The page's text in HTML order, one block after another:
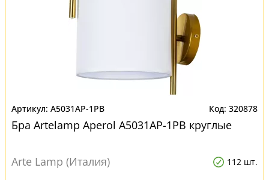
A5031AP-1PB 320878
Бра Artelamp Aperol A5031AP-1PB круглые
Arte Lamp (Италия) 112 шт.